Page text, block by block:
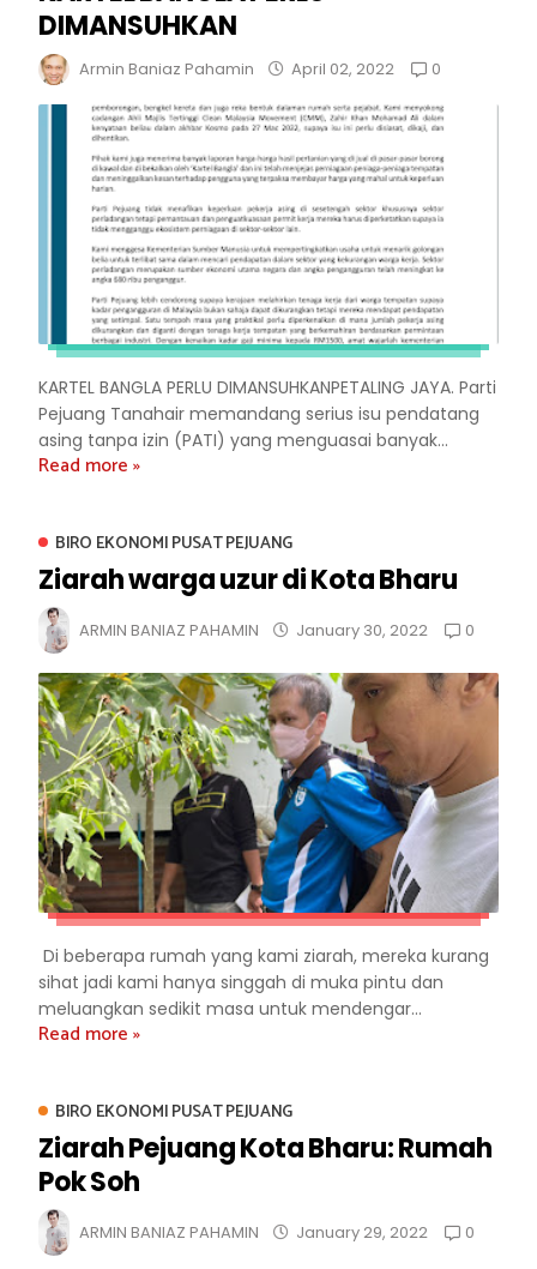
DIMANSUHKAN
Armin Baniaz Pahamin April 02, 2022 0
KARTEL BANGLA PERLU DIMANSUHKANPETALING JAYA. Parti
Pejuang Tanahair memandang serius isu pendatang
asing tanpa izin (PATI) yang menguasai banyak...
Read more »
BIRO EKONOMI PUSAT PEJUANG
Ziarah warga uzur di Kota Bharu
ARMIN BANIAZ PAHAMIN January 30, 2022 0
Di beberapa rumah yang kami ziarah, mereka kurang
sihat jadi kami hanya singgah di muka pintu dan
meluangkan sedikit masa untuk mendengar...
Read more »
BIRO EKONOMI PUSAT PEJUANG
Ziarah Pejuang Kota Bharu: Rumah
Pok Soh
ARMIN BANIAZ PAHAMIN January 29, 2022 0